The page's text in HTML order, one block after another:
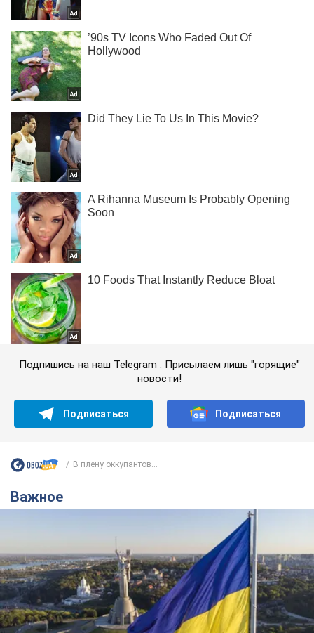
Подпишись на наш Telegram . Присылаем лишь "горящие"
новости!
Подписаться Подписаться
В плену оккупантов...
Важное